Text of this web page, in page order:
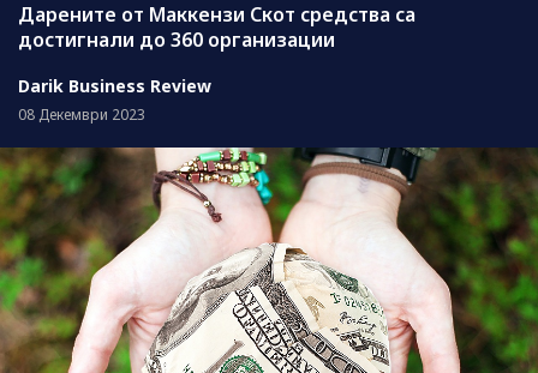
Дарените от Маккензи Скот средства са
достигнали до 360 организации
Darik Business Review
08 Декември 2023